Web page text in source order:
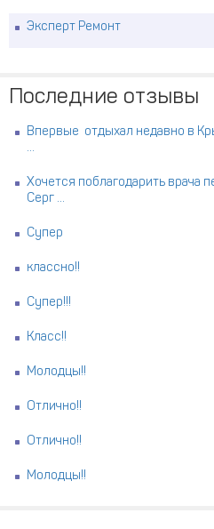
Эксперт Ремонт
Последние отзывы
Впервые отдыхал недавно в
...
Хочется поблагодарить
Серг ...
Супер
классно!!
Супер!!!
Класс!!
Молодцы!!
Отлично!!
Отлично!!
Молодцы!!